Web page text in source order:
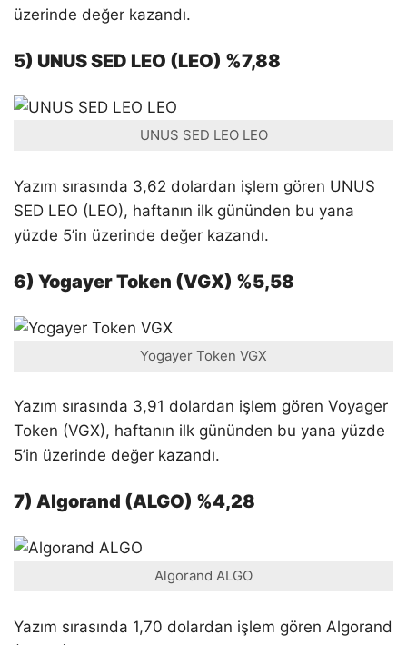
üzerinde değer kazandı.
5) UNUS SED LEO (LEO) %7,88
UNUS SED LEO LEO
Yazım sırasında 3,62 dolardan işlem gören UNUS
SED LEO (LEO), haftanın ilk gününden bu yana
yüzde 5’in üzerinde değer kazandı.
6) Yogayer Token (VGX) %5,58
Yogayer Token VGX
Yazım sırasında 3,91 dolardan işlem gören Voyager
Token (VGX), haftanın ilk gününden bu yana yüzde
5’in üzerinde değer kazandı.
7) Algorand (ALGO) %4,28
Algorand ALGO
Yazım sırasında 1,70 dolardan işlem gören Algorand